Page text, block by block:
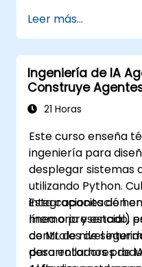
Gestionar
ejecución de las
Buscar objetos
programática.
Capturar datos
controles web.
basadas en
Distribuir las
Leer más...
Ingeniería de IA
Construye
21 Horas
Este curso enseña
ingeniería para
desplegar sistemas
utilizando Python.
integraciones de
memoria y estado,
controles de
para entornos
Esta capacitación
línea o presencial)
de ML de nivel
desarrolladores de